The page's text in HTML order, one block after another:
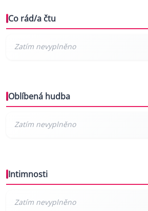
Co rád/a čtu
Oblíbená hudba
Intimnosti